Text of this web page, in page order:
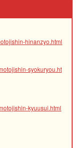
hinanzyo.html
syokuryou.ht
kyuusui.html